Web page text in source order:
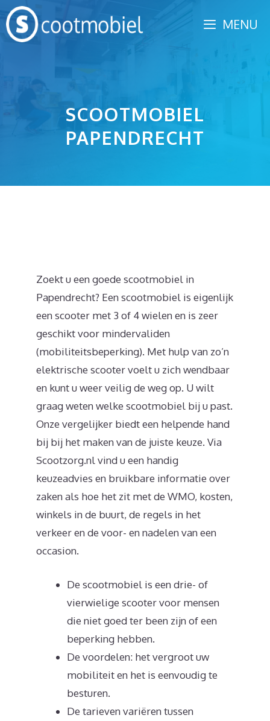
Spring
naar
inhoud
MENU
SCOOTMOBIEL
PAPENDRECHT
Zoekt u een goede scootmobiel in
Papendrecht? Een scootmobiel is eigenlijk
een scooter met 3 of 4 wielen en is zeer
geschikt voor mindervaliden
(mobiliteitsbeperking). Met hulp van zo’n
elektrische scooter voelt u zich wendbaar
en kunt u weer veilig de weg op. U wilt
graag weten welke scootmobiel bij u past.
Onze vergelijker biedt een helpende hand
bij bij het maken van de juiste keuze. Via
Scootzorg.nl vind u een handig
keuzeadvies en bruikbare informatie over
zaken als hoe het zit met de WMO, kosten,
winkels in de buurt, de regels in het
verkeer en de voor- en nadelen van een
occasion.
De scootmobiel is een drie- of
vierwielige scooter voor mensen
die niet goed ter been zijn of een
beperking hebben.
De voordelen: het vergroot uw
mobiliteit en het is eenvoudig te
besturen.
De tarieven variëren tussen